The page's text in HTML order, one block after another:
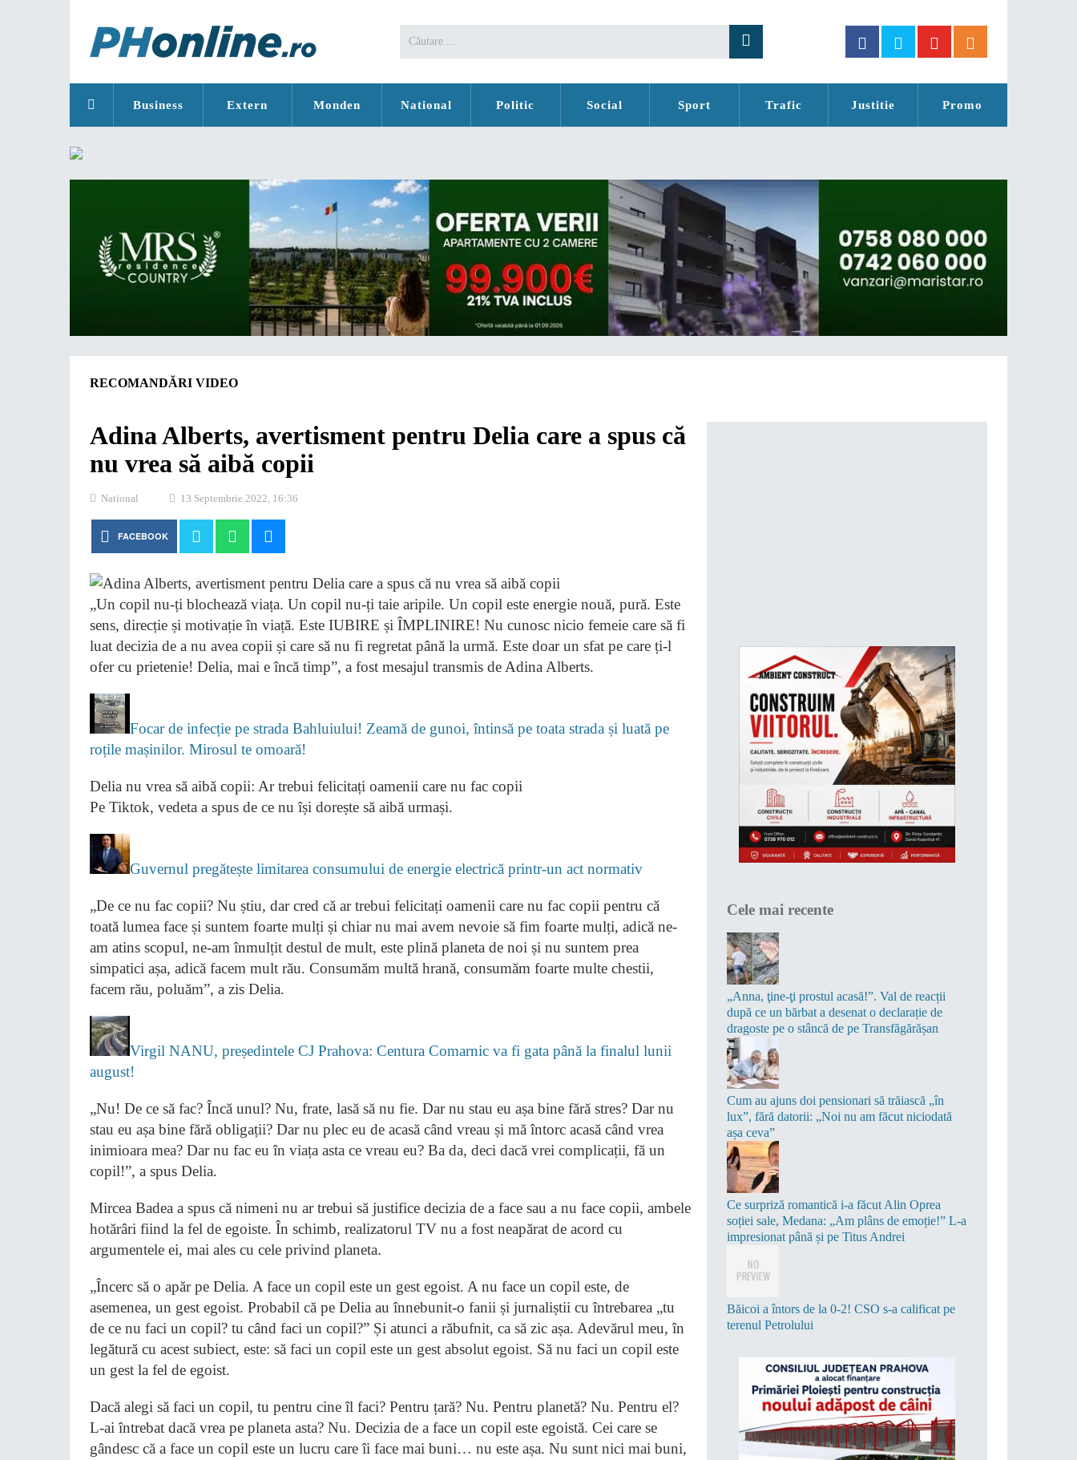
Business Extern Monden National Politic Social Sport Trafic Justitie Promo
RECOMANDĂRI VIDEO
Adina Alberts, avertisment pentru Delia care a spus că
nu vrea să aibă copii
National 13 Septembrie 2022, 16:36
FACEBOOK
„Un copil nu-ți blochează viața. Un copil nu-ți taie aripile. Un copil este energie nouă, pură. Este
sens, direcție și motivație în viață. Este IUBIRE și ÎMPLINIRE! Nu cunosc nicio femeie care să fi
luat decizia de a nu avea copii și care să nu fi regretat până la urmă. Este doar un sfat pe care ți-l
ofer cu prietenie! Delia, mai e încă timp”, a fost mesajul transmis de Adina Alberts.
Focar de infecție pe strada Bahluiului! Zeamă de gunoi, întinsă pe toata strada și luată pe
roțile mașinilor. Mirosul te omoară!
Delia nu vrea să aibă copii: Ar trebui felicitați oamenii care nu fac copii
Pe Tiktok, vedeta a spus de ce nu își dorește să aibă urmași.
Guvernul pregătește limitarea consumului de energie electrică printr-un act normativ
„De ce nu fac copii? Nu știu, dar cred că ar trebui felicitați oamenii care nu fac copii pentru că
toată lumea face și suntem foarte mulți și chiar nu mai avem nevoie să fim foarte mulți, adică ne-
am atins scopul, ne-am înmulțit destul de mult, este plină planeta de noi și nu suntem prea
simpatici așa, adică facem mult rău. Consumăm multă hrană, consumăm foarte multe chestii,
facem rău, poluăm”, a zis Delia.
Virgil NANU, președintele CJ Prahova: Centura Comarnic va fi gata până la finalul lunii
august!
„Nu! De ce să fac? Încă unul? Nu, frate, lasă să nu fie. Dar nu stau eu așa bine fără stres? Dar nu
stau eu așa bine fără obligații? Dar nu plec eu de acasă când vreau și mă întorc acasă când vrea
inimioara mea? Dar nu fac eu în viața asta ce vreau eu? Ba da, deci dacă vrei complicații, fă un
copil!”, a spus Delia.
Mircea Badea a spus că nimeni nu ar trebui să justifice decizia de a face sau a nu face copii, ambele
hotărâri fiind la fel de egoiste. În schimb, realizatorul TV nu a fost neapărat de acord cu
argumentele ei, mai ales cu cele privind planeta.
„Încerc să o apăr pe Delia. A face un copil este un gest egoist. A nu face un copil este, de
asemenea, un gest egoist. Probabil că pe Delia au înnebunit-o fanii și jurnaliștii cu întrebarea „tu
de ce nu faci un copil? tu când faci un copil?” Și atunci a răbufnit, ca să zic așa. Adevărul meu, în
legătură cu acest subiect, este: să faci un copil este un gest absolut egoist. Să nu faci un copil este
un gest la fel de egoist.
Dacă alegi să faci un copil, tu pentru cine îl faci? Pentru țară? Nu. Pentru planetă? Nu. Pentru el?
L-ai întrebat dacă vrea pe planeta asta? Nu. Decizia de a face un copil este egoistă. Cei care se
gândesc că a face un copil este un lucru care îi face mai buni… nu este așa. Nu sunt nici mai buni,
Cele mai recente
„Anna, ţine-ţi prostul acasă!”. Val de reacții
după ce un bărbat a desenat o declarație de
dragoste pe o stâncă de pe Transfăgărășan
Cum au ajuns doi pensionari să trăiască „în
lux”, fără datorii: „Noi nu am făcut niciodată
așa ceva”
Ce surpriză romantică i-a făcut Alin Oprea
soției sale, Medana: „Am plâns de emoție!” L-a
impresionat până și pe Titus Andrei
Băicoi a întors de la 0-2! CSO s-a calificat pe
terenul Petrolului